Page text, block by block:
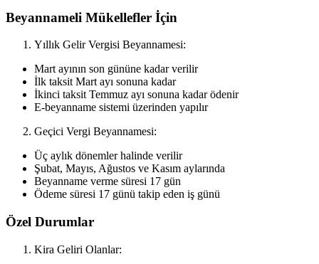
Beyannameli Mükellefler İçin
Yıllık Gelir Vergisi Beyannamesi:
Mart ayının son gününe kadar verilir
İlk taksit Mart ayı sonuna kadar
İkinci taksit Temmuz ayı sonuna kadar ödenir
E-beyanname sistemi üzerinden yapılır
Geçici Vergi Beyannamesi:
Üç aylık dönemler halinde verilir
Şubat, Mayıs, Ağustos ve Kasım aylarında
Beyanname verme süresi 17 gün
Ödeme süresi 17 günü takip eden iş günü
Özel Durumlar
Kira Geliri Olanlar: